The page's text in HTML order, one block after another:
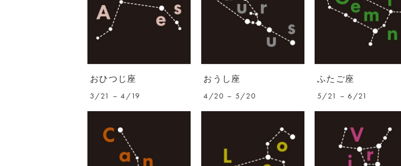
おひつじ座
3/21 – 4/19
おうし座
4/20 – 5/20
ふたご座
5/21 – 6/21